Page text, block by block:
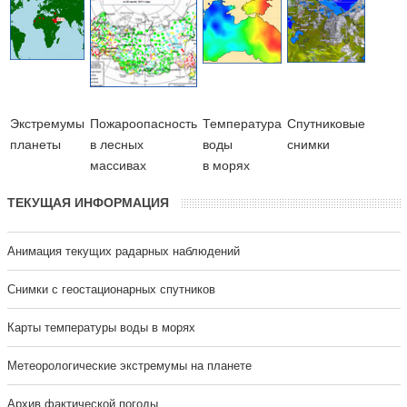
Экстремумы
планеты
Пожароопасность
в лесных
массивах
Температура
воды
в морях
Cпутниковые
снимки
ТЕКУЩАЯ ИНФОРМАЦИЯ
Анимация текущих радарных наблюдений
Cнимки с геостационарных спутников
Карты температуры воды в морях
Метеорологические экстремумы на планете
Архив фактической погоды